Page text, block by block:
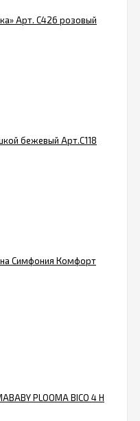
Арт. С426 розовый
бежевый Арт.С118
Симфония Комфорт
PLOOMA BICO 4 H